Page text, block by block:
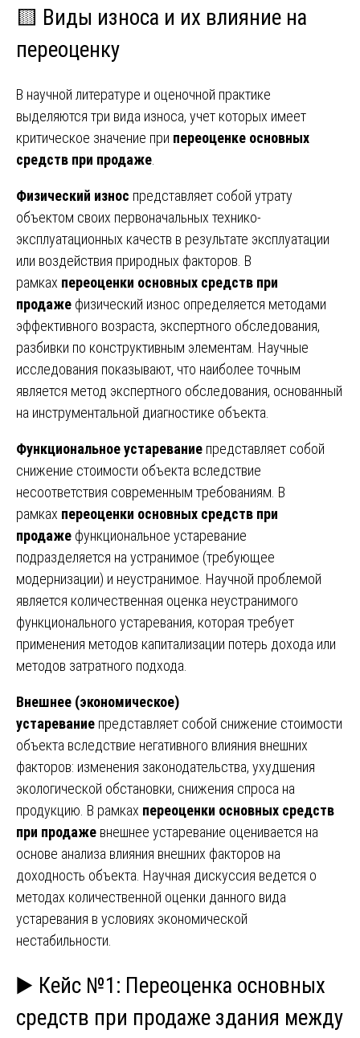
🟨 Виды износа и их влияние на
переоценку
В научной литературе и оценочной практике
выделяются три вида износа, учет которых имеет
критическое значение при переоценке основных
средств при продаже
Физический износ представляет собой утрату
объектом своих первоначальных технико-
эксплуатационных качеств в результате эксплуатации
или воздействия природных факторов. В
рамках переоценки основных средств при
продаже физический износ определяется методами
эффективного возраста, экспертного обследования,
разбивки по конструктивным элементам. Научные
исследования показывают, что наиболее точным
является метод экспертного обследования, основанный
на инструментальной диагностике объекта.
Функциональное устаревание представляет собой
снижение стоимости объекта вследствие
несоответствия современным требованиям. В
рамках переоценки основных средств при
продаже функциональное устаревание
подразделяется на устранимое (требующее
модернизации) и неустранимое. Научной проблемой
является количественная оценка неустранимого
функционального устаревания, которая требует
применения методов капитализации потерь дохода или
методов затратного подхода.
Внешнее (экономическое)
устаревание представляет собой снижение стоимости
объекта вследствие негативного влияния внешних
факторов: изменения законодательства, ухудшения
экологической обстановки, снижения спроса на
продукцию. В рамках переоценки основных средств
при продаже внешнее устаревание оценивается на
основе анализа влияния внешних факторов на
доходность объекта. Научная дискуссия ведется о
методах количественной оценки данного вида
устаревания в условиях экономической
нестабильности.
▶️ Кейс №1: Переоценка основных
средств при продаже здания между